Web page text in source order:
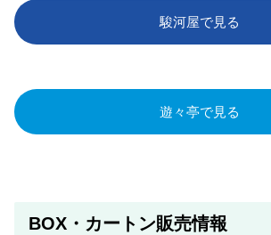
駿河屋で見る
遊々亭で見る
BOX・カートン販売情報